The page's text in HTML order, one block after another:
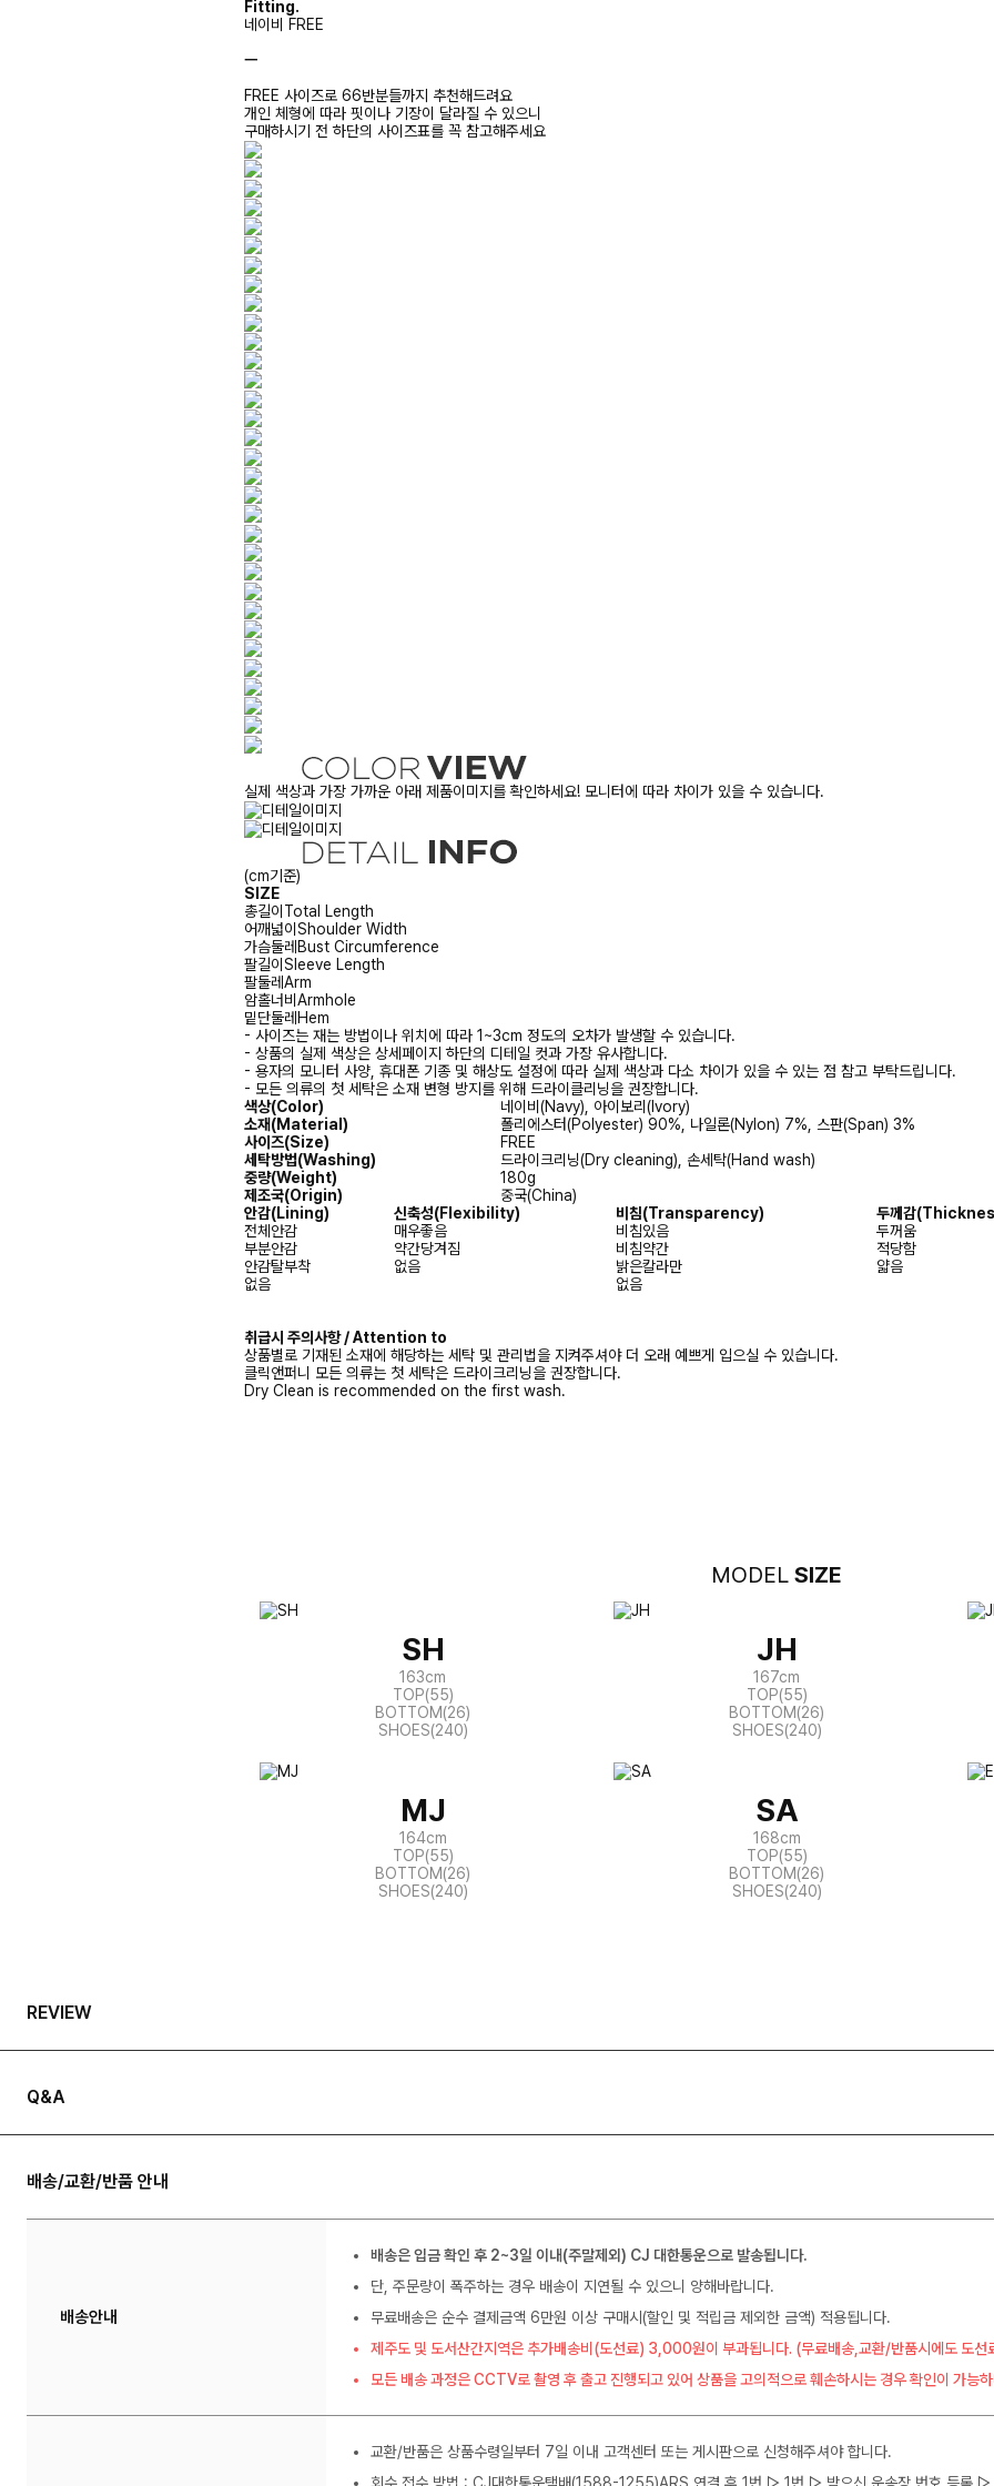
Fitting.
네이비 FREE
ㅡ
FREE 사이즈로 66반분들까지 추천해드려요
개인 체형에 따라 핏이나 기장이 달라질 수 있으니
구매하시기 전 하단의 사이즈표를 꼭 참고해주세요
실제 색상과 가장 가까운 아래 제품이미지를 확인하세요! 모니터에 따라 차이가 있을 수 있습니다.
(cm기준)
SIZE
총길이 Total Length
어깨넓이 Shoulder Width
가슴둘레 Bust Circumference
팔길이 Sleeve Length
팔둘레Arm
암홀너비 Armhole
밑단둘레 Hem
- 사이즈는 재는 방법이나 위치에 따라 1~3cm 정도의 오차가 발생할 수 있습니다.
- 상품의 실제 색상은 상세페이지 하단의 디테일 컷과 가장 유사합니다.
- 용자의 모니터 사양, 휴대폰 기종 및 해상도 설정에 따라 실제 색상과 다소 차이가 있을 수 있는 점 참고 부탁드립니다.
- 모든 의류의 첫 세탁은 소재 변형 방지를 위해 드라이클리닝을 권장합니다.
색상(Color)
네이비(Navy), 아이보리(Ivory)
소재(Material)
폴리에스터(Polyester) 90%, 나일론(Nylon) 7%, 스판(Span) 3%
사이즈(Size)
FREE
세탁방법(Washing)
드라이크리닝(Dry cleaning), 손세탁(Hand wash)
중량(Weight)
180g
제조국(Origin)
중국(China)
안감(Lining) 신축성(Flexibility) 비침(Transparency) 두께감
전체안감
매우좋음 비침있음 두꺼움
부분안감
약간당겨짐 비침약간 적당함
안감탈부착
없음 밝은칼라만 얇음
없음
없음
취급시 주의사항 / Attention to
상품별로 기재된 소재에 해당하는 세탁 및 관리법을 지켜주셔야 더 오래 예쁘게 입으실 수 있습니다.
클릭앤퍼니 모든 의류는 첫 세탁은 드라이크리닝을 권장합니다.
Dry Clean is recommended on the first wash.
MODEL SIZE
SH
163cm
TOP(55)
BOTTOM(26)
SHOES(240)
JH
167cm
TOP(55)
BOTTOM(26)
SHOES(240)
MJ
164cm
TOP(55)
BOTTOM(26)
SHOES(240)
SA
168cm
TOP(55)
BOTTOM(26)
SHOES(240)
REVIEW
Q&A
배송/교환/반품 안내
배송안내
배송은 입금 확인 후 2~3일 이내(주말제외) CJ 대한통운으로 발송됩니다.
단, 주문량이 폭주하는 경우 배송이 지연될 수 있으니 양해바랍니다.
무료배송은 순수 결제금액 6만원 이상 구매시(할인 및 적립금 제외한 금액) 적용됩니다.
제주도 및 도서산간지역은 추가배송비(도선료) 3,000원이 부과됩니다. (무료배송,교환/반품시에도 도선
모든 배송 과정은 CCTV로 촬영 후 출고 진행되고 있어 상품을 고의적으로 훼손하시는 경우 확인이 가능
교환/반품은 상품수령일부터 7일 이내 고객센터 또는 게시판으로 신청해주셔야 합니다.